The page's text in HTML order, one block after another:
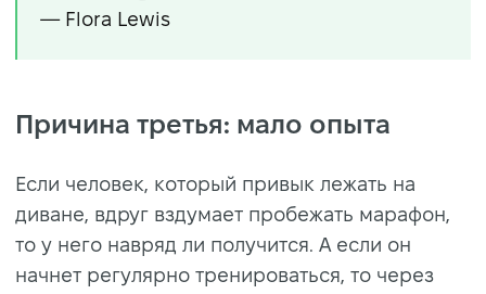
— Flora Lewis
Причина третья: мало опыта
Если человек, который привык лежать на
диване, вдруг вздумает пробежать марафон,
то у него навряд ли получится. А если он
начнет регулярно тренироваться, то через